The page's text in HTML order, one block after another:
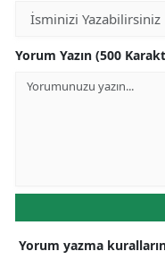
Yorum Yazın (500
Yorum yazma